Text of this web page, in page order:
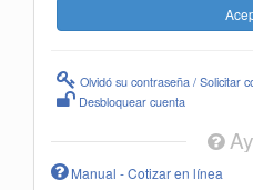
Olvidó su contraseña / Solicitar
Desbloquear cuenta
Manual - Cotizar en línea